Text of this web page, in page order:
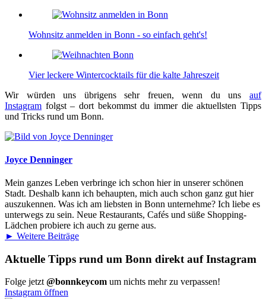
Wohnsitz anmelden in Bonn - so einfach geht's!
Vier leckere Wintercocktails für die kalte Jahreszeit
Wir würden uns übrigens sehr freuen, wenn du uns auf
Instagram folgst – dort bekommst du immer die aktuellsten Tipps
und Tricks rund um Bonn.
Joyce Denninger
Mein ganzes Leben verbringe ich schon hier in unserer schönen
Stadt. Deshalb kann ich behaupten, mich auch schon ganz gut hier
auszukennen. Was ich am liebsten in Bonn unternehme? Ich liebe es
unterwegs zu sein. Neue Restaurants, Cafés und süße Shopping-
Lädchen probiere ich auch zu gerne aus.
► Weitere Beiträge
Aktuelle Tipps rund um Bonn direkt auf Instagram
Folge jetzt@bonnkeycom um nichts mehr zu verpassen!
Instagram öffnen